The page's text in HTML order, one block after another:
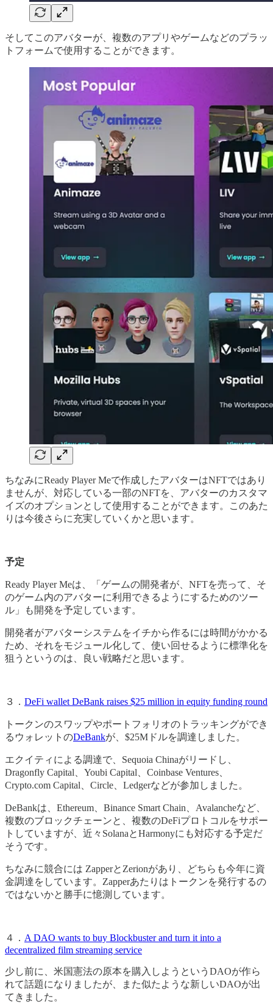
そしてこのアバターが、複数のアプリやゲームなどのプラッ
トフォームで使用することができます。
ちなみにReady Player Meで作成したアバターはNFTではあり
ませんが、対応している一部のNFTを、アバターのカスタマ
イズのオプションとして使用することができます。このあた
りは今後さらに充実していくかと思います。
予定
Ready Player Meは、「ゲームの開発者が、NFTを売って、そ
のゲーム内のアバターに利用できるようにするためのツー
ル」も開発を予定しています。
開発者がアバターシステムをイチから作るには時間がかかる
ため、それをモジュール化して、使い回せるように標準化を
狙うというのは、良い戦略だと思います。
３． DeFi wallet DeBank raises $25 million in equity funding round
トークンのスワップやポートフォリオのトラッキングができ
るウォレットのDeBankが、$25Mドルを調達しました。
エクイティによる調達で、Sequoia Chinaがリードし、
Dragonfly Capital、Youbi Capital、Coinbase Ventures、
Crypto.com Capital、Circle、Ledgerなどが参加しました。
DeBankは、Ethereum、Binance Smart Chain、Avalancheなど、
複数のブロックチェーンと、複数のDeFiプロトコルをサポー
トしていますが、近々SolanaとHarmonyにも対応する予定だ
そうです。
ちなみに競合には ZapperとZerionがあり、どちらも今年に資
金調達をしています。Zapperあたりはトークンを発行するの
ではないかと勝手に憶測しています。
４． A DAO wants to buy Blockbuster and turn it into a
decentralized film streaming service
少し前に、米国憲法の原本を購入しようというDAOが作ら
れて話題になりましたが、また似たような新しいDAOが出
てきました。